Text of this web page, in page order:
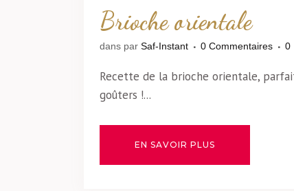
Brioche orientale
dans par Saf-Instant 0 Commentaires 0
Recette de la brioche orientale,
goûters !...
EN SAVOIR PLUS